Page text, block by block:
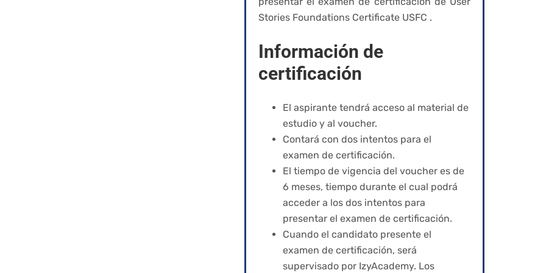
Stories Foundations Certificate USFC .
Información de
certificación
El aspirante tendrá acceso al material de
estudio y al voucher.
Contará con dos intentos para el
examen de certificación.
El tiempo de vigencia del voucher es de
6 meses, tiempo durante el cual podrá
acceder a los dos intentos para
presentar el examen de certificación.
Cuando el candidato presente el
examen de certificación, será
supervisado por IzyAcademy. Los